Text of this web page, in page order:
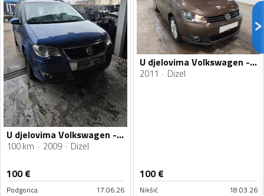
U djelovima Volkswagen - Touran 1.9, 2.0 tdi BLS,BMM automatik u manual
100 km 2009 Dizel
100€
Podgorica 17.06.26
U djelovima Volkswagen - Touran
2011 Dizel
100€
Nikšić 18.03.26